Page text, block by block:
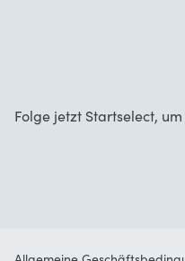
Folge jetzt Startselect,